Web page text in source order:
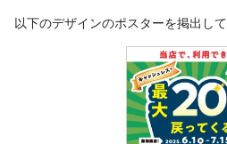
以下のデザインのポスターを掲出し